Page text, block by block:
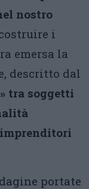
nostro
i
emersa la
descritto dal
tra soggetti
portate